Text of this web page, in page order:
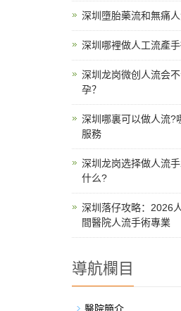
深圳墮胎藥流和無痛
深圳哪裡做人工流產
深圳龙岗微创人流会
孕？
深圳哪裏可以做人流?
服務
深圳龙岗选择做人流
什么?
深圳落仔攻略：2026
間醫院人流手術專業
導航欄目
醫院簡介